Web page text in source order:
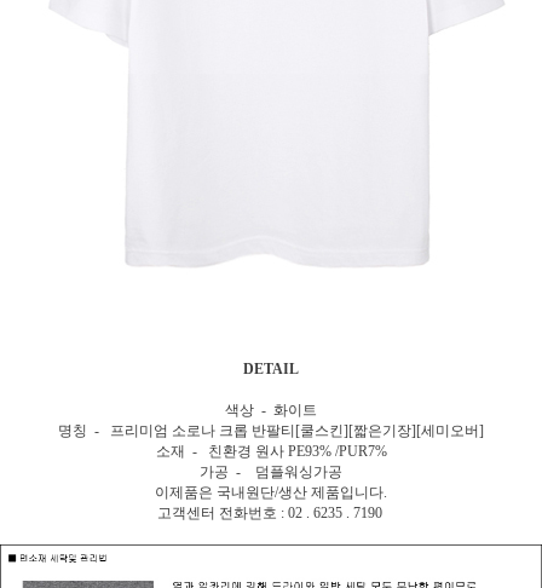
DETAIL
색상 - 화이트
명칭 - 프리미엄 소로나 크롭 반팔티[쿨스킨][짧은기장][세미오버]
소재 - 친환경 원사 PE93% /PUR7%
가공 - 덤플워싱가공
이제품은 국내원단/생산 제품입니다.
고객센터 전화번호 : 02 . 6235 . 7190